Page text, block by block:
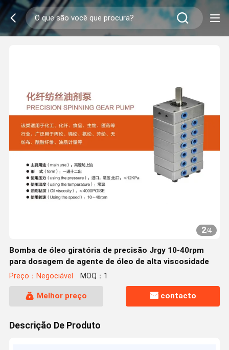
2/4
Bomba de óleo giratória de precisão Jrgy 10-40rpm
para dosagem de agente de óleo de alta viscosidade
Preço：Negociável MOQ：1
Melhor preço contacto
Descrição De Produto